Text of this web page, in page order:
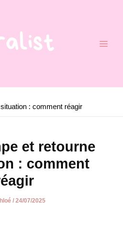
: comment réagir
et retourne
: comment
/ 24/07/2025